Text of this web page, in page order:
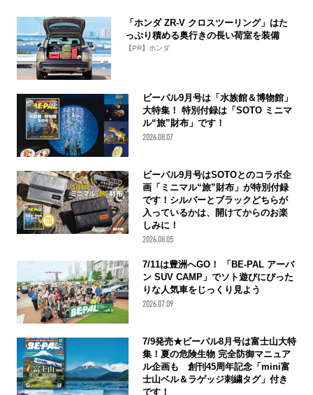
「ホンダ ZR-V クロスツーリング」はた
っぷり積める奥行きの長い荷室を装備
【PR】ホンダ
ビーパル9月号は「水族館＆博物館」
大特集！ 特別付録は「SOTO ミニマ
ル“旅”財布」です！
2026.08.07
ビーパル9月号はSOTOとのコラボ企
画「ミニマル“旅”財布」が特別付録
です！シルバーとブラックどちらが
入っているかは、開けてからのお楽
しみに！
2026.08.05
7/11は豊洲へGO！ 「BE-PAL アーバ
ン SUV CAMP」でソト遊びにぴった
りな人気車をじっくり見よう
2026.07.09
7/9発売★ビーパル8月号は富士山大特
集！夏の危険生物 完全防御マニュア
ル企画も 創刊45周年記念「mini富
士山ベル＆ラゲッジ刺繍タグ」付き
です！